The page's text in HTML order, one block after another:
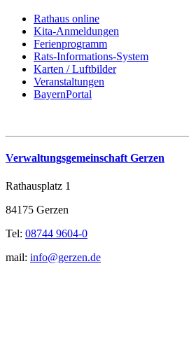
Rathaus online
Kita-Anmeldungen
Ferienprogramm
Rats-Informations-System
Karten / Luftbilder
Veranstaltungen
BayernPortal
Verwaltungsgemeinschaft Gerzen
Rathausplatz 1
84175 Gerzen
Tel: 08744 9604-0
mail: info@gerzen.de